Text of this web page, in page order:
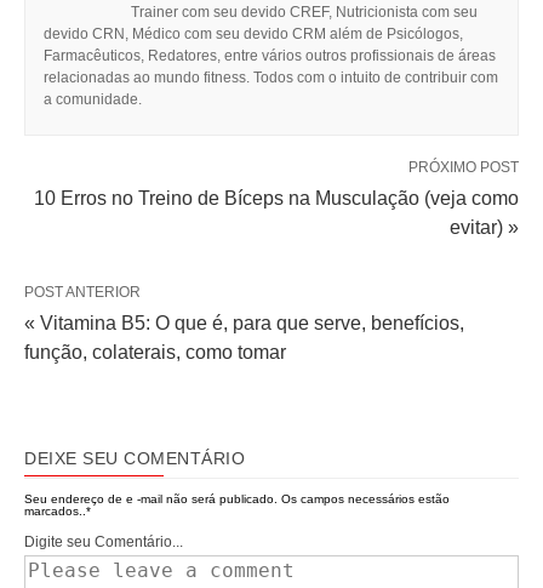
Trainer com seu devido CREF, Nutricionista com seu
devido CRN, Médico com seu devido CRM além de Psicólogos,
Farmacêuticos, Redatores, entre vários outros profissionais de áreas
relacionadas ao mundo fitness. Todos com o intuito de contribuir com
a comunidade.
PRÓXIMO POST
10 Erros no Treino de Bíceps na Musculação (veja como
evitar) »
POST ANTERIOR
« Vitamina B5: O que é, para que serve, benefícios,
função, colaterais, como tomar
DEIXE SEU COMENTÁRIO
Seu endereço de e -mail não será publicado. Os campos necessários estão
marcados.. *
Digite seu Comentário...